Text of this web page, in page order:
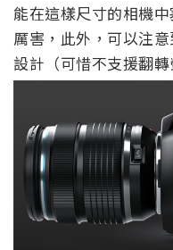
能在這樣尺寸的相機
厲害，此外，可以注
設計（可惜不支援翻轉